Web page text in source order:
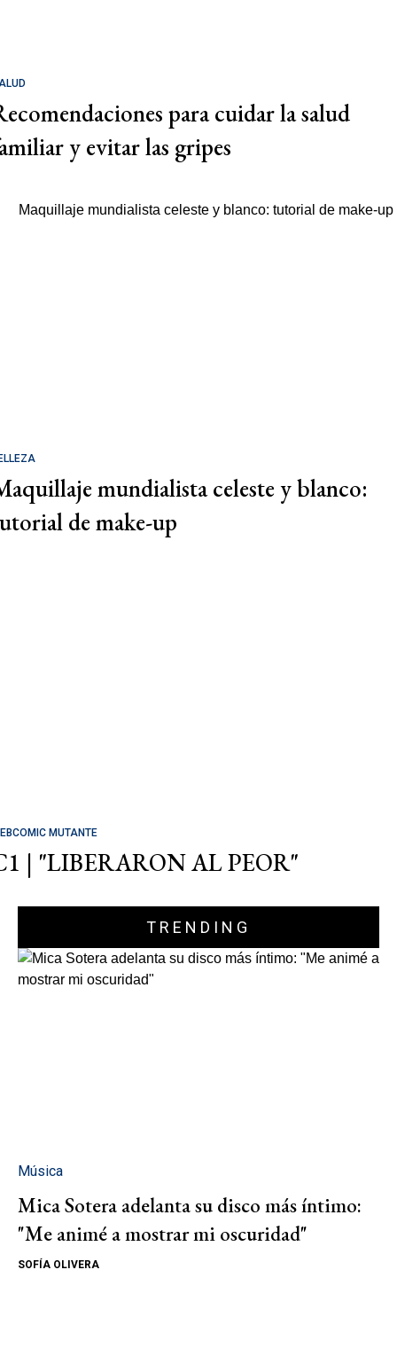
para cuidar la salud
y evitar las gripes
mundialista celeste y blanco:
de make-up
MUTANTE
| "LIBERARON AL PEOR"
TRENDING
Música
Mica Sotera adelanta su disco más íntimo:
"Me animé a mostrar mi oscuridad"
SOFÍA OLIVERA